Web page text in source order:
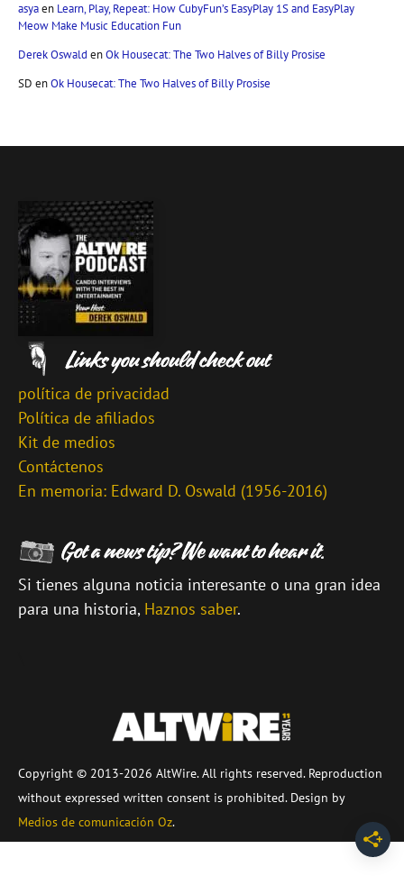
asyaen Learn, Play, Repeat: How CubyFun’s EasyPlay 1S and EasyPlay
Meow Make Music Education Fun
Derek Oswald enOk Housecat: The Two Halves of Billy Prosise
SD enOk Housecat: The Two Halves of Billy Prosise
política de privacidad
Política de afiliados
Kit de medios
Contáctenos
En memoria: Edward D. Oswald (1956-2016)
Si tienes alguna noticia interesante o una gran idea
para una historia, Haznos saber.
Copyright © 2013-2026 AltWire. All rights reserved. Reproduction
without expressed written consent is prohibited. Design by
Medios de comunicación Oz.